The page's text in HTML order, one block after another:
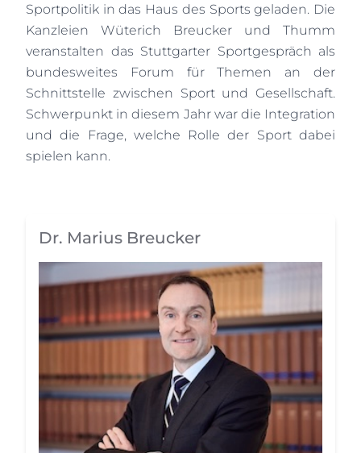
Sportpolitik in das Haus des Sports geladen. Die
Kanzleien Wüterich Breucker und Thumm
veranstalten das Stuttgarter Sportgespräch als
bundesweites Forum für Themen an der
Schnittstelle zwischen Sport und Gesellschaft.
Schwerpunkt in diesem Jahr war die Integration
und die Frage, welche Rolle der Sport dabei
spielen kann.
Dr. Marius Breucker